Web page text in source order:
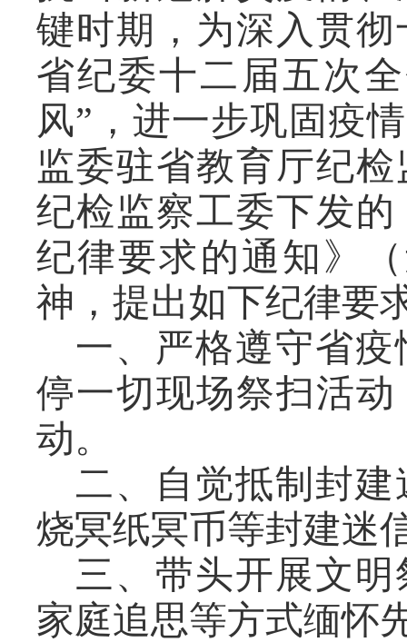
键时期，为深入贯
省纪委十二届五次
风”，进一步巩固疫
监委驻省教育厅纪
纪检监察工委下发
纪律要求的通知》
神，提出如下纪律要
一、严格遵守省
停一切现场祭扫活
动。
二、自觉抵制封
烧冥纸冥币等封建迷
三、带头开展文
家庭追思等方式缅怀